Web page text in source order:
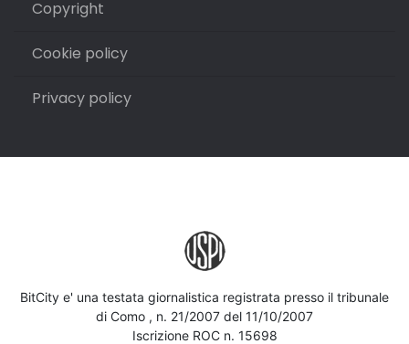
Copyright
Cookie policy
Privacy policy
BitCity e' una testata giornalistica registrata presso il tribunale
di Como , n. 21/2007 del 11/10/2007
Iscrizione ROC n. 15698